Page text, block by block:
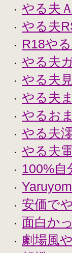
・ やる夫
・ やる夫
・ R18や
・ やる夫
・ やる夫
・ やる夫
・ やるお
・ やる夫
・ やる夫
・ 100%自
・
・ 安価で
・ 面白か
・
劇場風